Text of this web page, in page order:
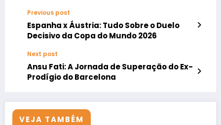
Previous post
Espanha x Áustria: Tudo Sobre o Duelo
Decisivo da Copa do Mundo 2026
Next post
Ansu Fati: A Jornada de Superação do Ex-
Prodígio do Barcelona
VEJA TAMBÉM